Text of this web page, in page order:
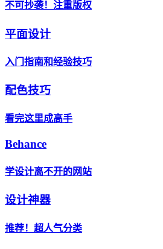
不可抄袭！注重版权
平面设计
入门指南和经验技巧
配色技巧
看完这里成高手
Behance
学设计离不开的网站
设计神器
推荐！超人气分类